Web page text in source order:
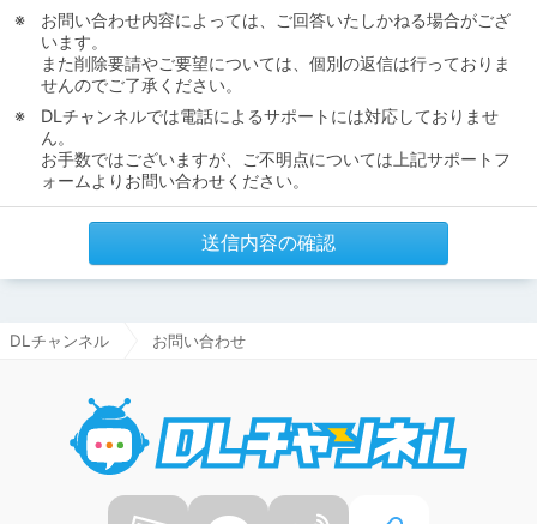
お問い合わせ内容によっては、ご回答いたしかねる場合がござ
います。
また削除要請やご要望については、個別の返信は行っておりま
せんのでご了承ください。
DLチャンネルでは電話によるサポートには対応しておりませ
ん。
お手数ではございますが、ご不明点については上記サポートフ
ォームよりお問い合わせください。
送信内容の確認
DLチャンネル お問い合わせ